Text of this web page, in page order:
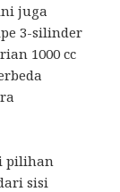
juga
3-silinder
1000 cc
pilihan
sisi